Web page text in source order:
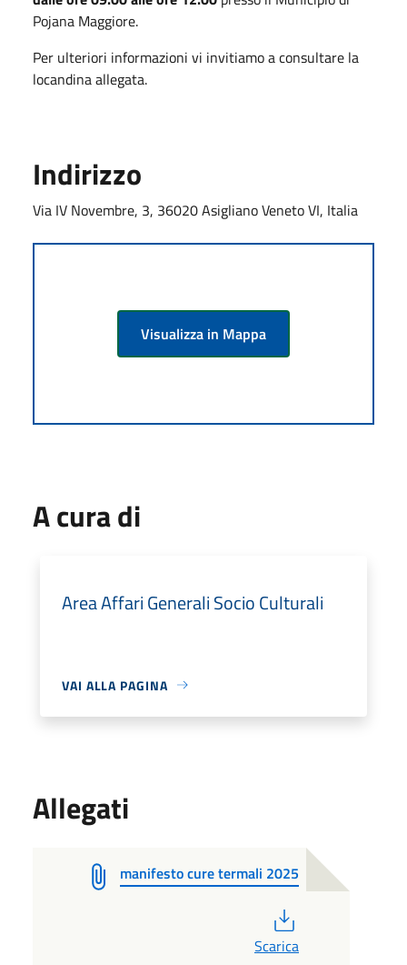
Pojana Maggiore.
Per ulteriori informazioni vi invitiamo a consultare la
locandina allegata.
Indirizzo
Via IV Novembre, 3, 36020 Asigliano Veneto VI, Italia
Visualizza in Mappa
A cura di
Area Affari Generali Socio Culturali
VAI ALLA PAGINA
Allegati
manifesto cure termali 2025
Scarica